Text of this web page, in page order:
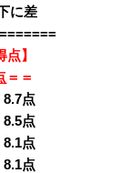
に差
】
＝＝
点
点
点
点